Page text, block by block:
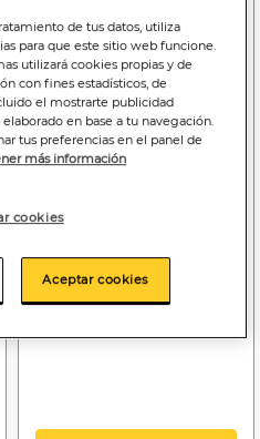
3
10,26€/kg.peso esc
Berenjena almagro
de tus datos, utiliza
para que este sitio web funcione.
utilizará cookies propias y de
con fines estadísticos, de
el mostrarte publicidad
en base a tu navegación.
tus preferencias en el panel de
más información
cookies
Aceptar cookies